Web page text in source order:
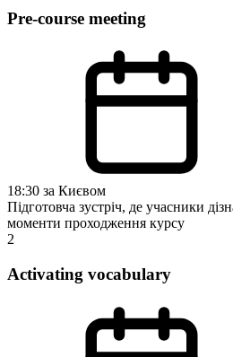
Pre-course meeting
18:30 за Києвом
Підготовча зустріч, де учасники
моменти проходження курсу
2
Activating vocabulary